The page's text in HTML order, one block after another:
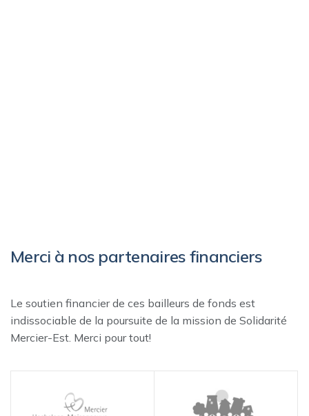
Merci à nos partenaires financiers
Le soutien financier de ces bailleurs de fonds est
indissociable de la poursuite de la mission de Solidarité
Mercier-Est. Merci pour tout!